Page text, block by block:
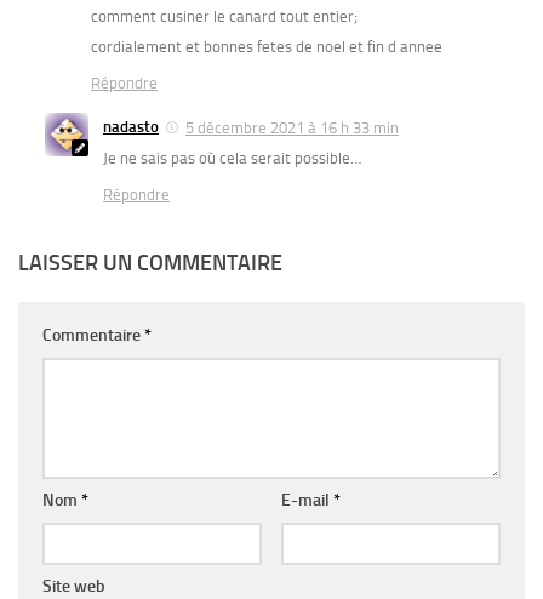
comment cusiner le canard tout entier;
cordialement et bonnes fetes de noel et fin d annee
Répondre
nadasto
5 décembre 2021 à 16 h 33 min
Je ne sais pas où cela serait possible…
Répondre
LAISSER UN COMMENTAIRE
Commentaire*
Nom * E-mail *
Site web